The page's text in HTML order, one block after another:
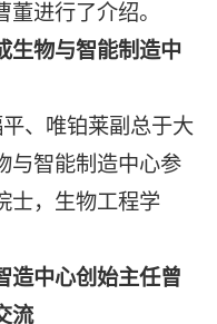
进行了介绍。
生物与智能制造中
、唯铂莱副总于大
与智能制造中心参
士，生物工程学
造中心创始主任曾
流